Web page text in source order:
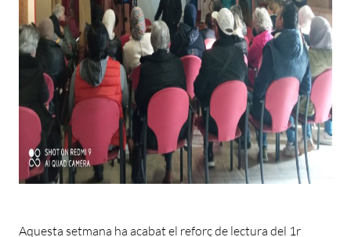
Aquesta setmana ha acabat el reforç de lectura del 1r